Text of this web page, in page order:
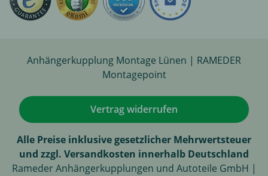
Anhängerkupplung Montage Lünen | RAMEDER
Montagepoint
Vertrag widerrufen
Alle Preise inklusive gesetzlicher Mehrwertsteuer
und zzgl. Versandkosten innerhalb Deutschland
Rameder Anhängerkupplungen und Autoteile GmbH |